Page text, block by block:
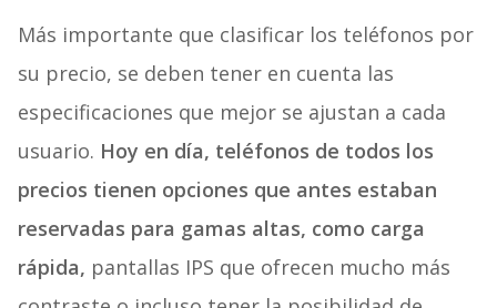
Más importante que clasificar los teléfonos por
su precio, se deben tener en cuenta las
especificaciones que mejor se ajustan a cada
usuario. Hoy en día, teléfonos de todos los
precios tienen opciones que antes estaban
reservadas para gamas altas, como carga
rápida, pantallas IPS que ofrecen mucho más